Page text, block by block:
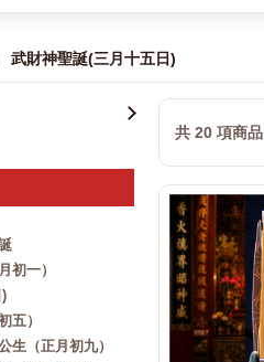
武財神聖誕(三月十五日)
初一）
五）
生（正月初九）
共 20 項商品